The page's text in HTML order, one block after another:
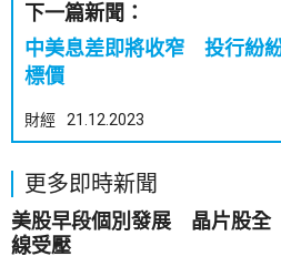
下一篇新聞：
中美息差即將收窄 投行紛
標價
財經 21.12.2023
更多即時新聞
美股早段個別發展 晶片股全
線受壓